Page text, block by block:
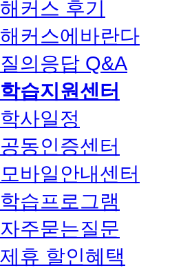
해커스 후기
해커스에바란다
질의응답 Q&A
학습지원센터
학사일정
공동인증센터
모바일안내센터
학습프로그램
자주묻는질문
제휴 할인혜택